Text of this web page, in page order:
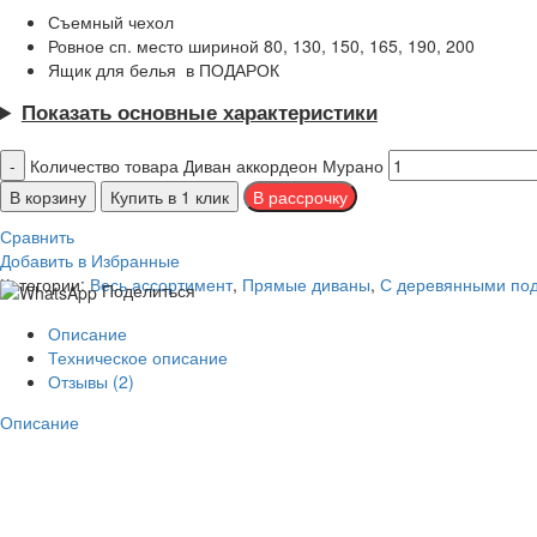
Съемный чехол
Ровное сп. место шириной 80, 130, 150, 165, 190, 200
Ящик для белья в ПОДАРОК
Показать основные характеристики
Количество товара Диван аккордеон Мурано
В корзину
Купить в 1 клик
Сравнить
Добавить в Избранные
Категории:Весь ассортимент, Прямые диваны, С деревянными
Поделиться
Описание
Техническое описание
Отзывы (2)
Описание